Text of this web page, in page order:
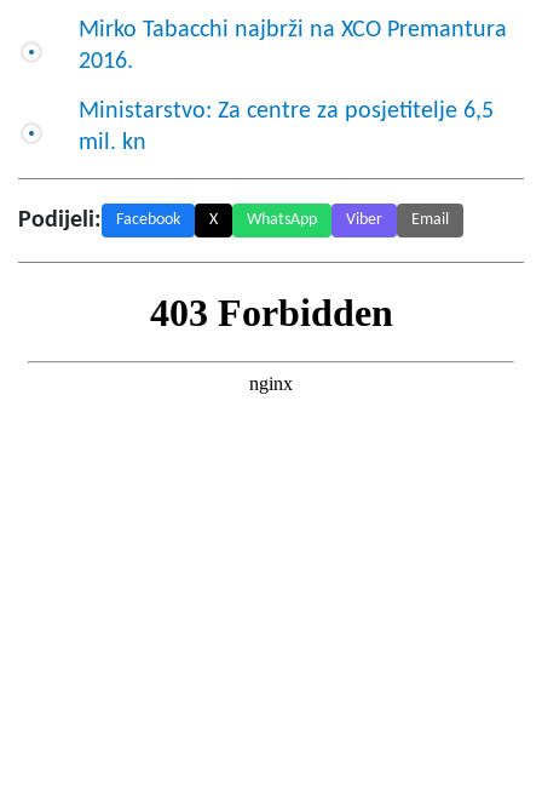
Mirko Tabacchi najbrži na XCO Premantura
2016.
Ministarstvo: Za centre za posjetitelje 6,5
mil. kn
Podijeli: Facebook X WhatsApp Viber Email